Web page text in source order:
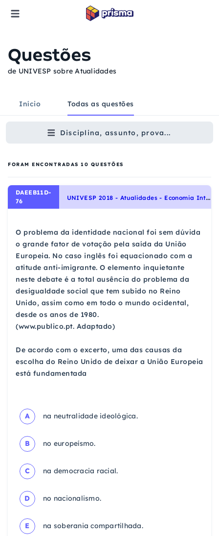
Questões
de UNIVESP sobre Atualidades
Início Todas as questões
Disciplina, assunto, prova...
FORAM ENCONTRADAS 10 QUESTÕES
DAEEB11D-
76
U
NIVESP 2018 - Atualidades - Economia Internacional na Atualidade, Economia na Atualidade
O problema da identidade nacional foi sem dúvida
o grande fator de votação pela saída da União
Europeia. No caso inglês foi equacionado com a
atitude anti-imigrante. O elemento inquietante
neste debate é a total ausência do problema da
desigualdade social que tem subido no Reino
Unido, assim como em todo o mundo ocidental,
desde os anos de 1980.
(www.publico.pt. Adaptado)
De acordo com o excerto, uma das causas da
escolha do Reino Unido de deixar a União Europeia
está fundamentada
A na neutralidade ideológica.
B no europeísmo.
C na democracia racial.
D no nacionalismo.
E na soberania compartilhada.